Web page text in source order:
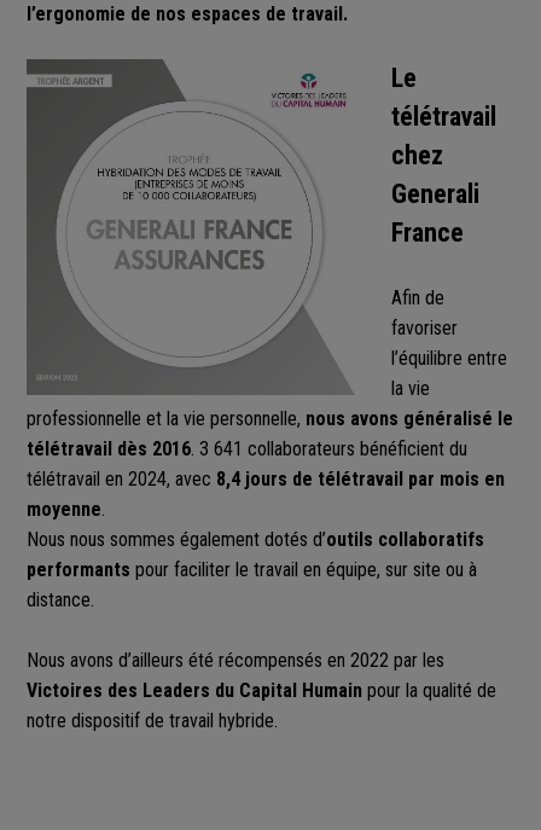
l’ergonomie de nos espaces de travail.
Le
télétravail
chez
Generali
France
Afin de
favoriser
l’équilibre entre
la vie
professionnelle et la vie personnelle, nous avons généralisé le
télétravail dès 2016 . 3 641 collaborateurs bénéficient du
télétravail en 2024, avec 8,4 jours de télétravail par mois en
moyenne
Nous nous sommes également dotés d’outils collaboratifs
performants pour faciliter le travail en équipe, sur site ou à
distance.
Nous avons d’ailleurs été récompensés en 2022 par les
Victoires des Leaders du Capital Humain pour la qualité de
notre dispositif de travail hybride.